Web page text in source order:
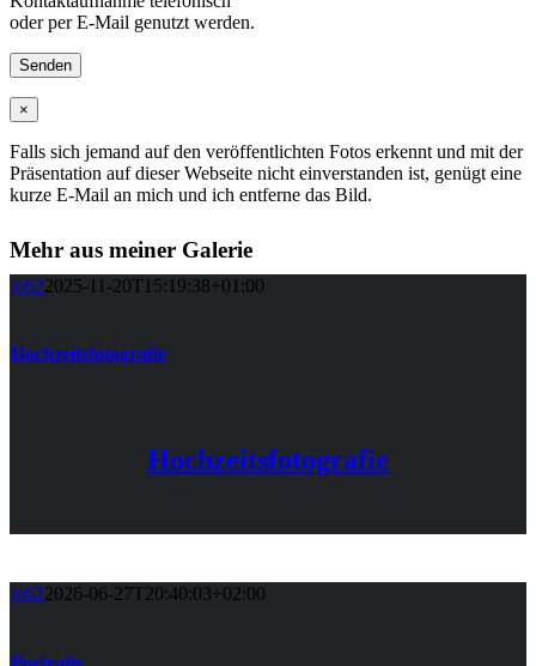
oder per E-Mail genutzt werden.
×
Falls sich jemand auf den veröffentlichten Fotos erkennt und mit der
Präsentation auf dieser Webseite nicht einverstanden ist, genügt eine
kurze E-Mail an mich und ich entferne das Bild.
Mehr aus meiner Galerie
jo622025-11-20T15:19:38+01:00
Hochzeitsfotografie
Hochzeitsfotografie
jo622026-06-27T20:40:03+02:00